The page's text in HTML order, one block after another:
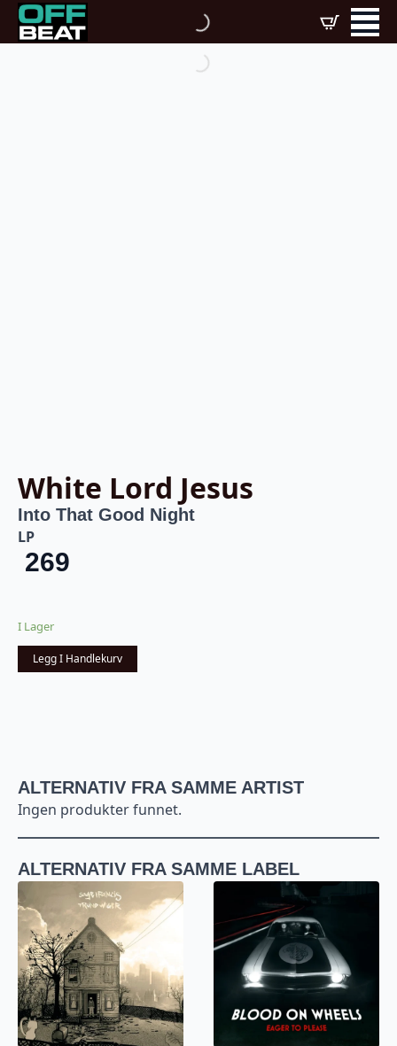
White Lord Jesus
Into That Good Night
LP
269
I Lager
Legg I Handlekurv
ALTERNATIV FRA SAMME ARTIST
Ingen produkter funnet.
ALTERNATIV FRA SAMME LABEL